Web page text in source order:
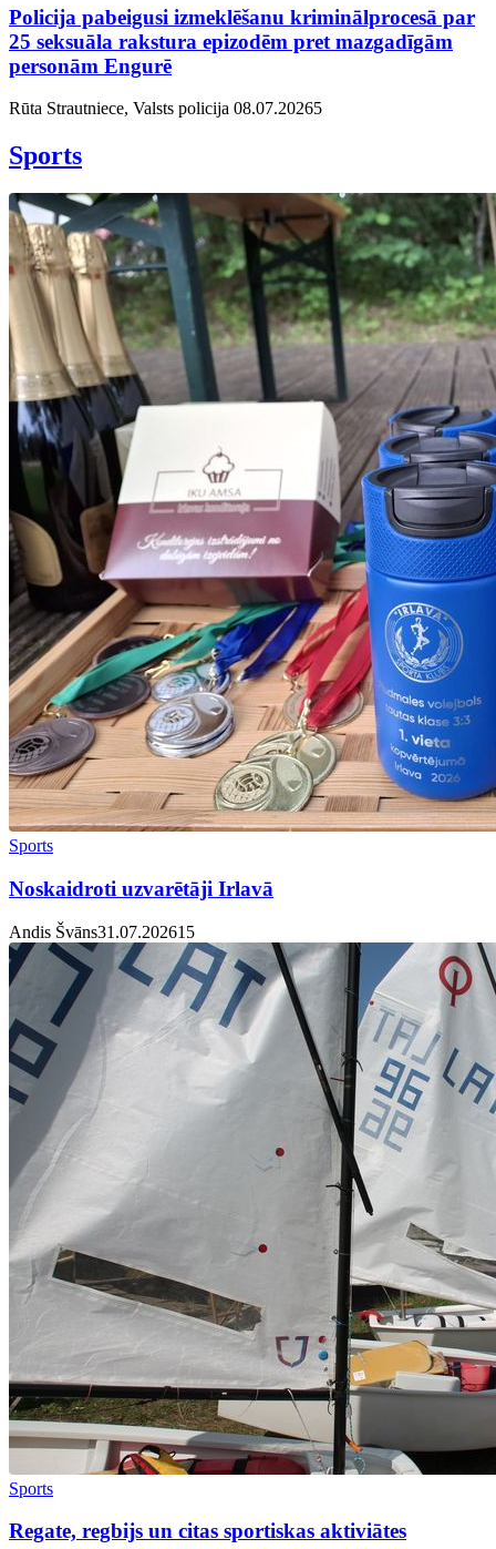
Policija pabeigusi izmeklēšanu kriminālprocesā par
25 seksuāla rakstura epizodēm pret mazgadīgām
personām Engurē
Rūta Strautniece, Valsts policija 08.07.20265
Sports
Sports
Noskaidroti uzvarētāji Irlavā
Andis Švāns31.07.20261 5
Sports
Regate, regbijs un citas sportiskas aktiviātes